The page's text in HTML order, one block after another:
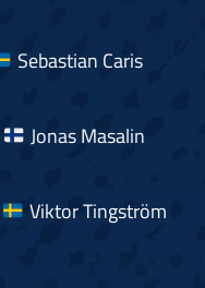
Sebastian Caris
Jonas Masalin
Viktor Tingström